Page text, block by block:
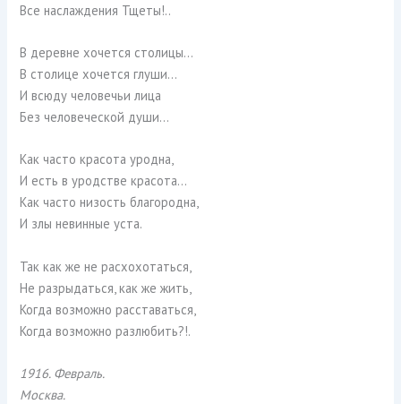
Все наслаждения Тщеты!..
В деревне хочется столицы…
В столице хочется глуши…
И всюду человечьи лица
Без человеческой души…
Как часто красота уродна,
И есть в уродстве красота…
Как часто низость благородна,
И злы невинные уста.
Так как же не расхохотаться,
Не разрыдаться, как же жить,
Когда возможно расставаться,
Когда возможно разлюбить?!.
1916. Февраль.
Москва.